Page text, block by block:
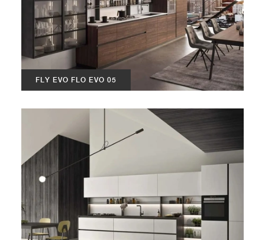
FLY EVO FLO EVO 05